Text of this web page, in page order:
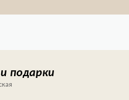
подарки